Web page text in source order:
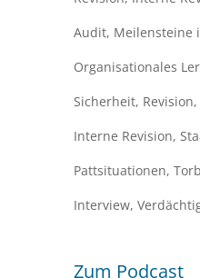
Audit, Meilensteine
Organisationales
Sicherheit, Revision,
Interne Revision,
Pattsituationen,
Interview,
Zum Podcast